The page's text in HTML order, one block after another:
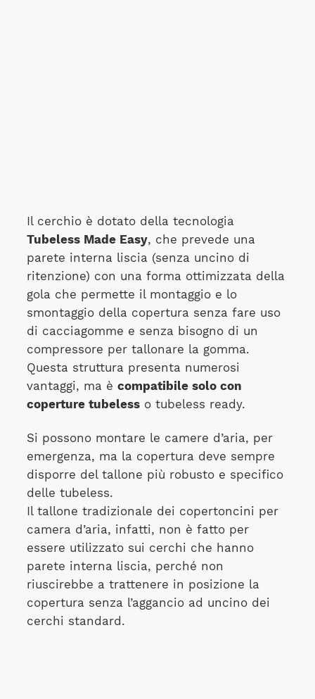
Il cerchio è dotato della tecnologia
Tubeless Made Easy, che prevede una
parete interna liscia (senza uncino di
ritenzione) con una forma ottimizzata della
gola che permette il montaggio e lo
smontaggio della copertura senza fare uso
di cacciagomme e senza bisogno di un
compressore per tallonare la gomma.
Questa struttura presenta numerosi
vantaggi, ma è compatibile solo con
coperture tubelesso tubeless ready.
Si possono montare le camere d’aria, per
emergenza, ma la copertura deve sempre
disporre del tallone più robusto e specifico
delle tubeless.
Il tallone tradizionale dei copertoncini per
camera d’aria, infatti, non è fatto per
essere utilizzato sui cerchi che hanno
parete interna liscia, perché non
riuscirebbe a trattenere in posizione la
copertura senza l’aggancio ad uncino dei
cerchi standard.